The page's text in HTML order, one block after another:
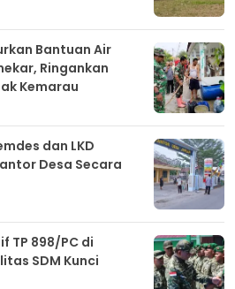
Bantuan Air
Ringankan
Kemarau
dan LKD
Desa Secara
TP 898/PC di
SDM Kunci